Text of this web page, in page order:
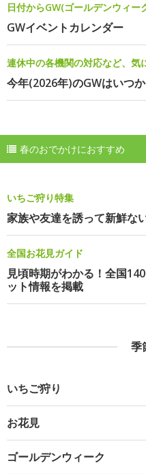
日付からGW(ゴールデンウィー
GWイベントカレンダー
連休中の各機関の対応など、気
今年(2026年)のGWはいつ
春のおでかけにおすすめ
いちご狩り特集
家族や友達を誘って新鮮な
全国お花見ガイド
見頃時期がわかる！全国
ット情報を掲載
季
いちご狩り
お花見
ゴールデンウィーク